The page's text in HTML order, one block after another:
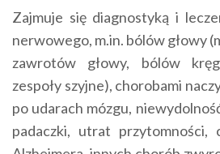
Zajmuje się diagnostyką i
nerwowego, m.in. bólów głowy
zawrotów głowy, bólów
zespoły szyjne), chorobami
po udarach mózgu,
padaczki, utrat przytomności,